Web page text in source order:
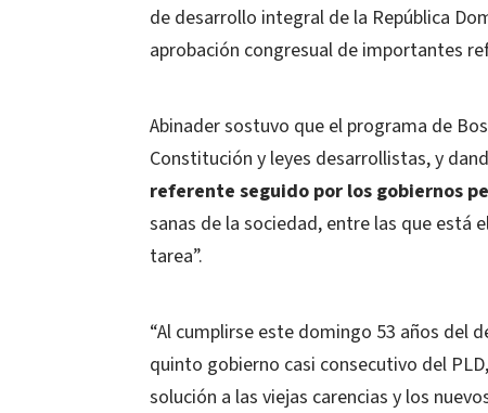
de desarrollo integral de la República
aprobación congresual de importantes
Abinader sostuvo que el programa de
Constitución y leyes desarrollistas, y
referente seguido por los gobiernos
sanas de la sociedad, entre las que está
tarea”.
“Al cumplirse este domingo 53 años del
quinto gobierno casi consecutivo del
solución a las viejas carencias y los